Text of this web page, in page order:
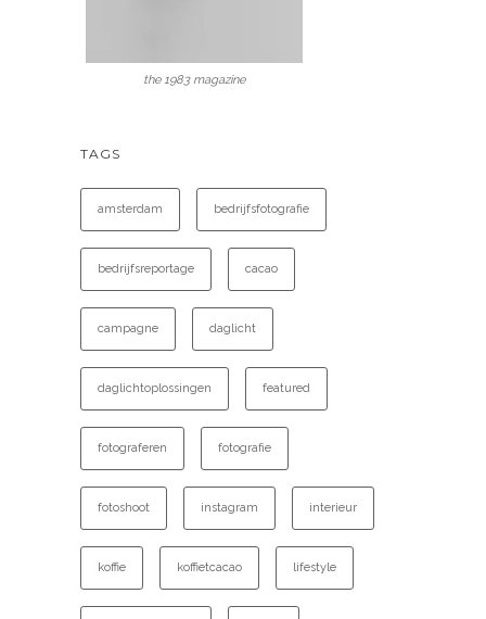
the 1983 magazine
TAGS
amsterdam bedrijfsfotografie
bedrijfsreportage cacao
campagne daglicht
daglichtoplossingen featured
fotograferen fotografie
fotoshoot instagram interieur
koffie koffietcacao lifestyle